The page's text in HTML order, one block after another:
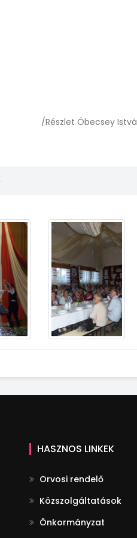
/Részlet Óbecsey
HASZNOS LINKEK
Orvosi rendelő
Közszolgáltatások
Önkormányzat